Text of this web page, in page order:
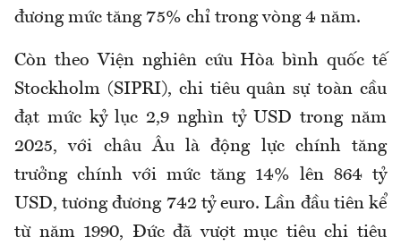
đương mức tăng 75% chỉ trong vòng 4 năm.
Còn theo Viện nghiên cứu Hòa bình quốc tế
Stockholm (SIPRI), chi tiêu quân sự toàn cầu
đạt mức kỷ lục 2,9 nghìn tỷ USD trong năm
2025, với châu Âu là động lực chính tăng
trưởng chính với mức tăng 14% lên 864 tỷ
USD, tương đương 742 tỷ euro. Lần đầu tiên kể
từ năm 1990, Đức đã vượt mục tiêu chi tiêu